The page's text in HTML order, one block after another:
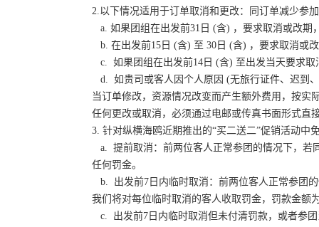
2.以下情况适用于订单取消和更改：同订单减少参
a. 如果团组在出发前31日 (含) ，要求取消或改期
b. 在出发前15日 (含) 至 30日 (含) ，要求取消或
c. 如果团组在出发前14日 (含) 至出发当天要求
d. 如贵司或客人因个人原因 (无旅行证件、迟到
当订单修改，资源情况改变而产生额外费用，按实
任何更改或取消，必须通过电邮或传真书面形式直
3. 针对纵横海鸥近期推出的“买二送二”促销活动中
a. 提前取消：前两位客人正常参团的情况下，若
任何罚金。
b. 出发前7日内临时取消：前两位客人正常参团
我们将对每位临时取消的客人收取罚金，罚款金额
c. 出发前7日内临时取消但未付清罚款，或者参